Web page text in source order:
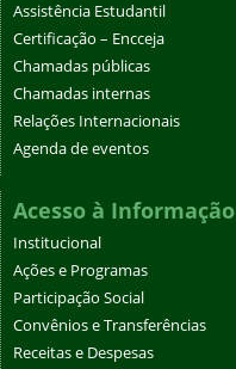
Assistência Estudantil
Certificação – Encceja
Chamadas públicas
Chamadas internas
Relações Internacionais
Agenda de eventos
Acesso à Informação
Institucional
Ações e Programas
Participação Social
Convênios e Transferências
Receitas e Despesas